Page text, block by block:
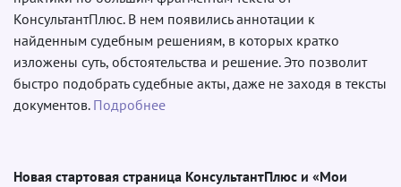
КонсультантПлюс. В нем появились аннотации к
найденным судебным решениям, в которых кратко
изложены суть, обстоятельства и решение. Это позволит
быстро подобрать судебные акты, даже не заходя в тексты
документов. Подробнее
Новая стартовая страница КонсультантПлюс и «Мои